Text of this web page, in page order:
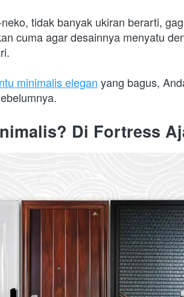
tidak banyak ukiran berarti,
cuma agar desainnya menyatu
minimalis elegan yang bagus,
Di Fortress